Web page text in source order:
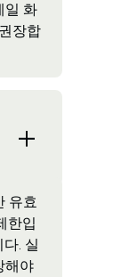
일 화
장합
유효
한입
. 실
해야